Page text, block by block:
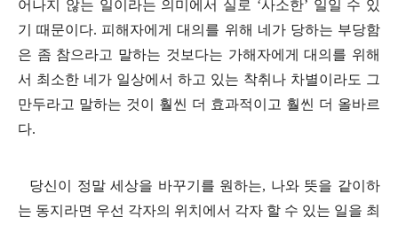
어나지 않는 일이라는 의미에서 실로 ‘사소한’ 일일 수 있
기 때문이다. 피해자에게 대의를 위해 네가 당하는 부당함
은 좀 참으라고 말하는 것보다는 가해자에게 대의를 위해
서 최소한 네가 일상에서 하고 있는 착취나 차별이라도 그
만두라고 말하는 것이 훨씬 더 효과적이고 훨씬 더 올바르
다.
당신이 정말 세상을 바꾸기를 원하는, 나와 뜻을 같이하
는 동지라면 우선 각자의 위치에서 각자 할 수 있는 일을 최